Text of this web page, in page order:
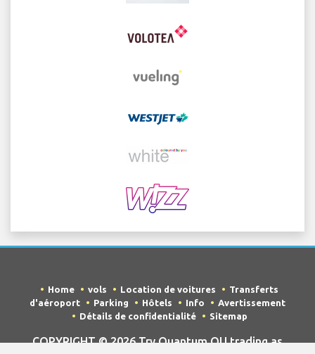
Home vols Location de voitures
Transferts
d'aéroport
Parking Hôtels Info
Avertissement
Détails de confidentialité
Sitemap
COPYRIGHT © 2026 Try Quantum OU trading as